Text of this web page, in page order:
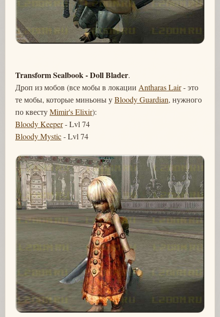
Transform Sealbook - Doll Blader.
Дроп из мобов (все мобы в локации Antharas Lair- это
те мобы, которые миньоны уBloody Guardian, нужного
по квестуMimir's Elixir):
Bloody Keeper- Lvl 74
Bloody Mystic- Lvl 74